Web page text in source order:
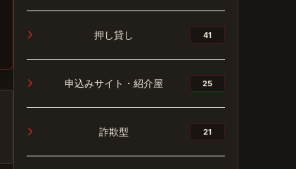
押し貸し 41
申込みサイト・紹介屋 25
詐欺型 21